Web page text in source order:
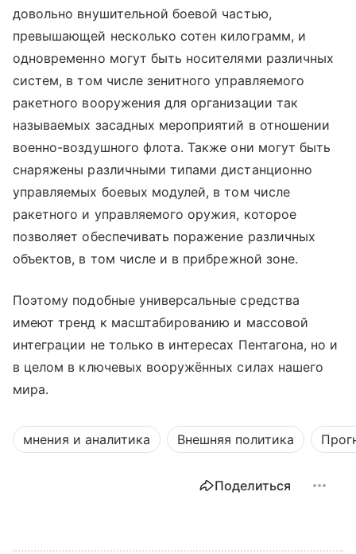
довольно внушительной боевой частью,
превышающей несколько сотен килограмм, и
одновременно могут быть носителями различных
систем, в том числе зенитного управляемого
ракетного вооружения для организации так
называемых засадных мероприятий в отношении
военно-воздушного флота. Также они могут быть
снаряжены различными типами дистанционно
управляемых боевых модулей, в том числе
ракетного и управляемого оружия, которое
позволяет обеспечивать поражение различных
объектов, в том числе и в прибрежной зоне.
Поэтому подобные универсальные средства
имеют тренд к масштабированию и массовой
интеграции не только в интересах Пентагона, но и
в целом в ключевых вооружённых силах нашего
мира.
мнения и аналитика Внешняя политика
Поделиться